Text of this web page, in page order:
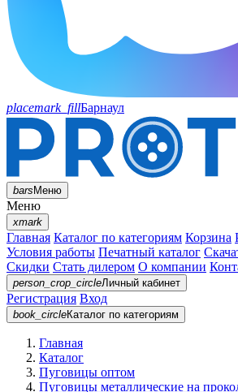
placemark_fillБарнаул
barsМеню
Меню
xmark
Главная Каталог по категориям Корзина
Условия работы Печатный каталог
Скидки Стать дилером О компании
person_crop_circleЛичный кабинет
Регистрация Вход
book_circleКаталог по категориям
Главная
Каталог
Пуговицы оптом
Пуговицы металлические на